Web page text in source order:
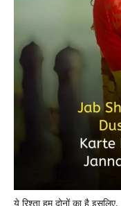
ये रिश्ता हम दोनों का है इसलिए,